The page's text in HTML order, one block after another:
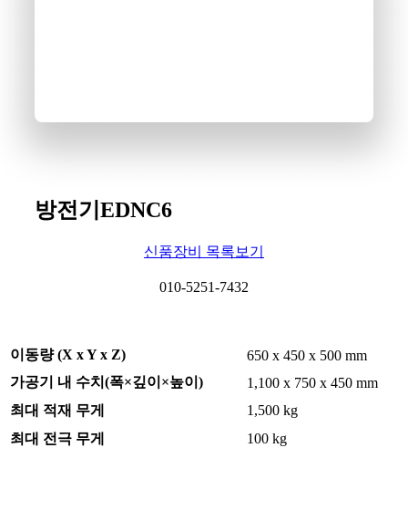
방전기EDNC6
신품장비 목록보기
010-5251-7432
이동량 (X x Y x Z)
650 x 450 x 500 mm
가공기 내 수치(폭×깊이×높이)
1,100 x 750 x 450 mm
최대 적재 무게
1,500 kg
최대 전극 무게
100 kg